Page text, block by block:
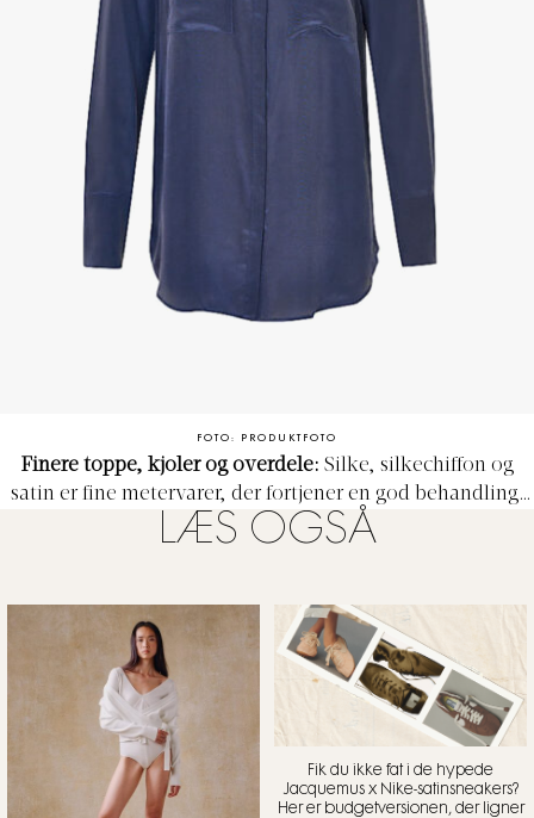
FOTO: PRODUKTFOTO
Finere toppe, kjoler og overdele: Silke, silkechiffon og
satin er fine metervarer, der fortjener en god behandling.
De fleste skal renses, men noget kan du også selv skylle
vandet ud og hænger tøjet til afdrypning i badekarret.
Nogle vaskemaskiner har silkevaskeprogram, men brug
vaskepose, især hvis der er detaljer på tøjet som pailletter
eller applikationer. Silke stryges forsigtigt på vrangen og
må, ligesom uld, ikke ligge i blød. toccas ’Delicate Wash’
findes i fire varianter, der dufter af bl.a. blodappelsin, rose
og granatæble.
Silkeskjorte, Gestuz, 699 kr.
LÆS OGSÅ
Fik du ikke fat i de hypede
Jacquemus x Nike-satinsneakers?
Her er budgetversionen, der ligner